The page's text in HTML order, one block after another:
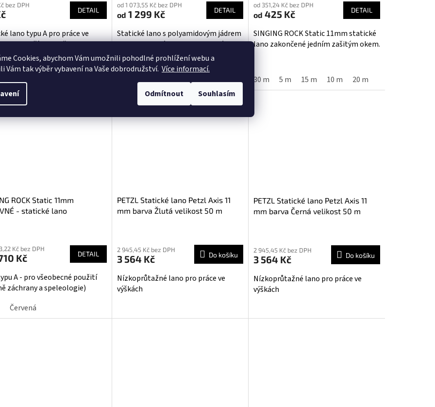
Cookies, abychom Vámumožnili pohodlné prohlížení webu a
Vám tak výběr vybavení na Vaše dobrodružství. Více informací.
Odmítnout Souhlasím
bez DPH
DETAIL
lano typu A pro práce ve
s nejlepším poměrem
produktu
je
5,0
z
5
hvězdiček.
od 1 073,55 Kč bez DPH
od 1 299 Kč DETAIL
Statické lano s polyamidovým jádrem
a polyesterovým opletem, které
splňuje normy EN 1891:1998, typ
A a NFPA 2500 Technical use.
Fialová
Žlutá
od 351,24 Kč bez DPH
od 425 Kč DETAIL
SINGING ROCK Static 11mm statické
lano zakončené jedním zašitým okem.
30 m 5 m 15 m 10 m 20 m
ROCK Static 11mm
- statické lano
Kč bez DPH
Kč DETAIL
A - pro všeobecné použití
záchrany a speleologie)
Červená
PETZL Statické lano Petzl Axis 11
mm barva Žlutá velikost 50 m
2 945,45 Kč bez DPH
3 564 Kč Do košíku
Nízkoprůtažné lano pro práce ve
výškách
PETZL Statické lano Petzl Axis 11
mm barva Černá velikost 50 m
2 945,45 Kč bez DPH
3 564 Kč Do košíku
Nízkoprůtažné lano pro práce ve
výškách